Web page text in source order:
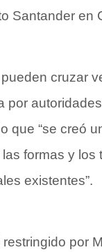
Santander en
cruzar
por
que “se creó
formas y
existentes”.
por